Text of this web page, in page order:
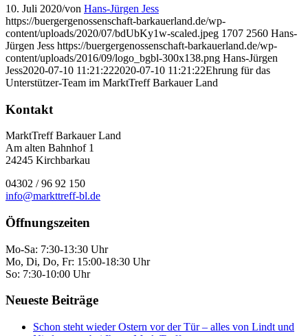
10. Juli 2020/von Hans-Jürgen Jess
https://buergergenossenschaft-barkauerland.de/wp-
content/uploads/2020/07/bdUbKy1w-scaled.jpeg 1707 2560 Hans-
Jürgen Jess https://buergergenossenschaft-barkauerland.de/wp-
content/uploads/2016/09/logo_bgbl-300x138.png Hans-Jürgen
Jess2020-07-10 11:21:222020-07-10 11:21:22Ehrung für das
Unterstützer-Team im MarktTreff Barkauer Land
Kontakt
MarktTreff Barkauer Land
Am alten Bahnhof 1
24245 Kirchbarkau
04302 / 96 92 150
info@markttreff-bl.de
Öffnungszeiten
Mo-Sa: 7:30-13:30 Uhr
Mo, Di, Do, Fr: 15:00-18:30 Uhr
So: 7:30-10:00 Uhr
Neueste Beiträge
Schon steht wieder Ostern vor der Tür – alles von Lindt und